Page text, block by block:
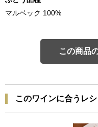
マルベック 100%
この商品
このワインに合うレ